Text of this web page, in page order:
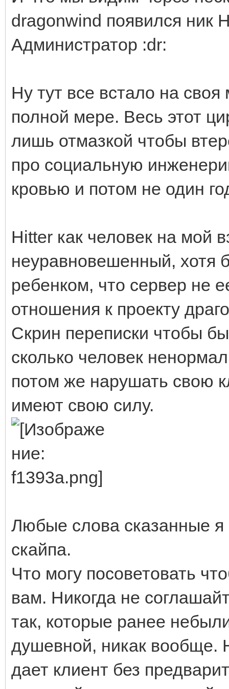
dragonwind появился ник
Администратор :dr:
Ну тут все встало на
полной мере. Весь этот
лишь отмазкой чтобы
про социальную
кровью и потом не один
Hitter как человек на мой
неуравновешенный, хотя
ребенком, что сервер не
отношения к проекту
Скрин переписки чтобы
сколько человек
потом же нарушать свою
имеют свою силу.
Любые слова сказанные я
скайпа.
Что могу посоветовать
вам. Никогда не
так, которые ранее
душевной, никак вообще.
дает клиент без